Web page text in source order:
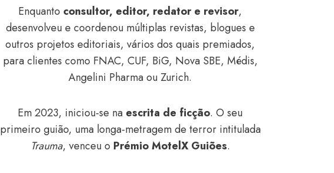
Enquanto consultor, editor, redator e revisor,
desenvolveu e coordenou múltiplas revistas, blogues e
outros projetos editoriais, vários dos quais premiados,
para clientes como FNAC, CUF, BiG, Nova SBE, Médis,
Angelini Pharma ou Zurich.
Em 2023, iniciou-se na escrita de ficção. O seu
primeiro guião, uma longa-metragem de terror intitulada
Trauma, venceu o Prémio MotelX Guiões.